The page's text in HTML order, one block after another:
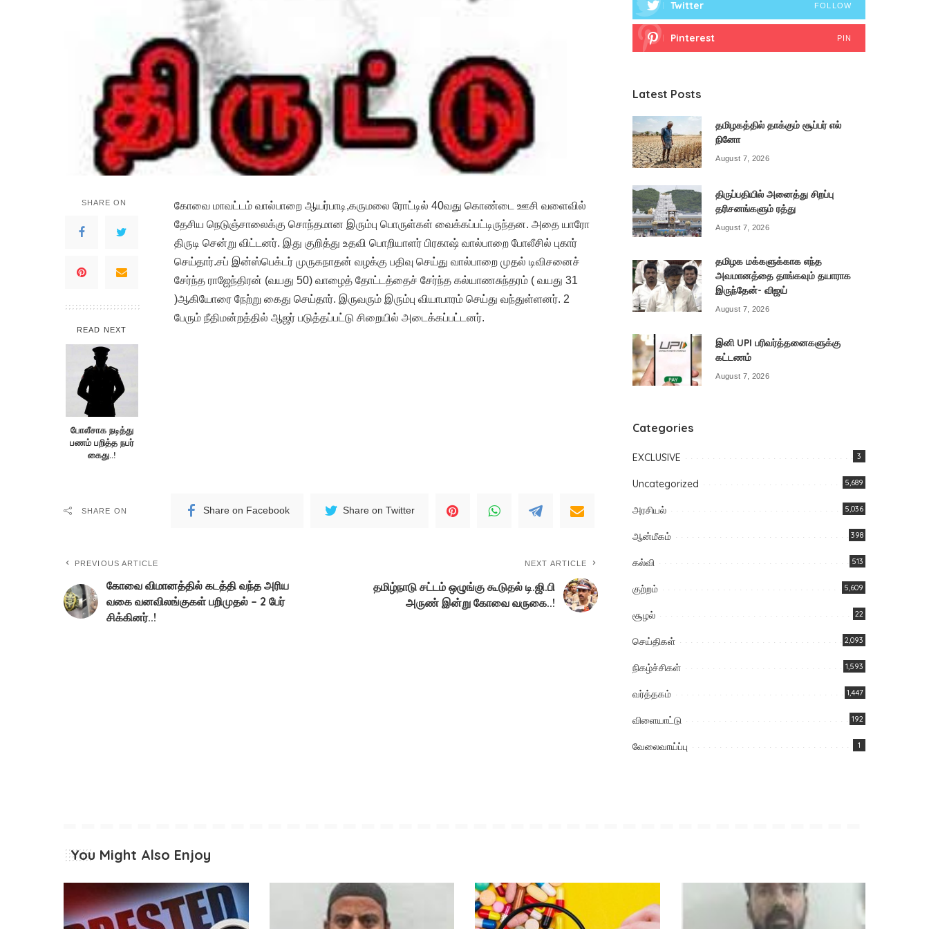
SHARE ON
READ NEXT
போலீசாக நடித்து
பணம் பறித்த நபர்
கைது..!
கோவை மாவட்டம் வால்பாறை ஆயர்பாடி,கருமலை ரோட்டில் 40வது கொண்டை ஊசி வளைவில்
தேசிய நெடுஞ்சாலைக்கு சொந்தமான இரும்பு பொருள்கள் வைக்கப்பட்டிருந்தன. அதை யாரோ
திருடி சென்று விட்டனர். இது குறித்து உதவி பொறியாளர் பிரகாஷ் வால்பாறை போலீசில் புகார்
செய்தார்.சப் இன்ஸ்பெக்டர் முருகநாதன் வழக்கு பதிவு செய்து வால்பாறை முதல் டிவிசனைச்
சேர்ந்த ராஜேந்திரன் (வயது 50) வாழைத் தோட்டத்தைச் சேர்ந்த கல்யாணசுந்தரம் ( வயது 31
)ஆகியோரை நேற்று கைது செய்தார். இருவரும் இரும்பு வியாபாரம் செய்து வந்துள்ளனர். 2
பேரும் நீதிமன்றத்தில் ஆஜர் படுத்தப்பட்டு சிறையில் அடைக்கப்பட்டனர்.
SHARE ON Share on Facebook Share on Twitter
PREVIOUS ARTICLE
கோவை விமானத்தில் கடத்தி வந்த அரிய
வகை வனவிலங்குகள் பறிமுதல் – 2 பேர்
சிக்கினர்..!
NEXT ARTICLE
தமிழ்நாடு சட்டம் ஒழுங்கு கூடுதல் டி.ஜி.பி
அருண் இன்று கோவை வருகை..!
Twitter FOLLOW
Pinterest PIN
Latest Posts
தமிழகத்தில் தாக்கும் சூப்பர் எல்
நினோ
August 7, 2026
திருப்பதியில் அனைத்து சிறப்பு
தரிசனங்களும் ரத்து
August 7, 2026
தமிழக மக்களுக்காக எந்த
அவமானத்தை தாங்கவும் தயாராக
இருந்தேன்- விஜய்
August 7, 2026
இனி UPI பரிவர்த்தனைகளுக்கு
கட்டணம்
August 7, 2026
Categories
EXCLUSIVE 3
Uncategorized 5,689
அரசியல் 5,036
ஆன்மீகம் 398
கல்வி 513
குற்றம் 5,609
சூழல் 22
செய்திகள் 2,093
நிகழ்ச்சிகள் 1,593
வர்த்தகம் 1,447
விளையாட்டு 192
வேலைவாய்ப்பு 1
You Might Also Enjoy